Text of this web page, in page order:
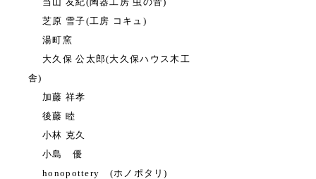
芝原 雪子(工房 コキュ)
湯町窯
大久保 公太郎(大久保ハウス木工
舎)
加藤 祥孝
後藤 睦
小林 克久
小島 優
honopottery (ホノポタリ)